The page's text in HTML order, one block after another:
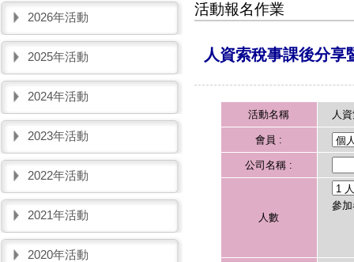
2026年活動
2025年活動
2024年活動
2023年活動
2022年活動
2021年活動
2020年活動
活動報名作業
人資索稅事課後分享
活動名稱 人
會員 :
公司名稱 :
人數
參